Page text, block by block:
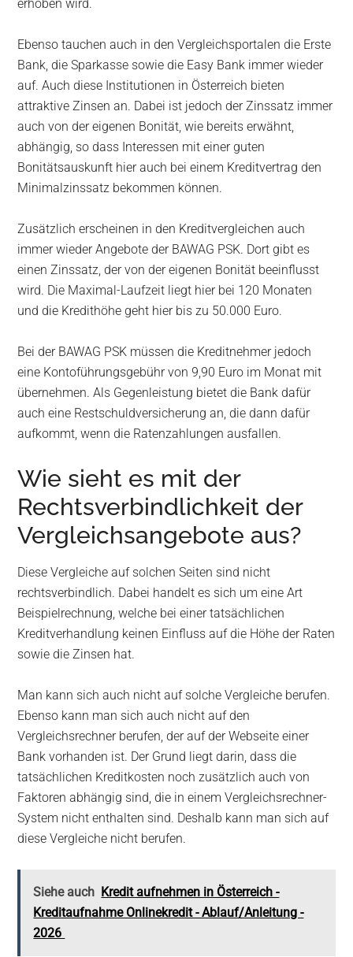
erhoben wird.
Ebenso tauchen auch in den Vergleichsportalen die Erste
Bank, die Sparkasse sowie die Easy Bank immer wieder
auf. Auch diese Institutionen in Österreich bieten
attraktive Zinsen an. Dabei ist jedoch der Zinssatz immer
auch von der eigenen Bonität, wie bereits erwähnt,
abhängig, so dass Interessen mit einer guten
Bonitätsauskunft hier auch bei einem Kreditvertrag den
Minimalzinssatz bekommen können.
Zusätzlich erscheinen in den Kreditvergleichen auch
immer wieder Angebote der BAWAG PSK. Dort gibt es
einen Zinssatz, der von der eigenen Bonität beeinflusst
wird. Die Maximal-Laufzeit liegt hier bei 120 Monaten
und die Kredithöhe geht hier bis zu 50.000 Euro.
Bei der BAWAG PSK müssen die Kreditnehmer jedoch
eine Kontoführungsgebühr von 9,90 Euro im Monat mit
übernehmen. Als Gegenleistung bietet die Bank dafür
auch eine Restschuldversicherung an, die dann dafür
aufkommt, wenn die Ratenzahlungen ausfallen.
Wie sieht es mit der
Rechtsverbindlichkeit der
Vergleichsangebote aus?
Diese Vergleiche auf solchen Seiten sind nicht
rechtsverbindlich. Dabei handelt es sich um eine Art
Beispielrechnung, welche bei einer tatsächlichen
Kreditverhandlung keinen Einfluss auf die Höhe der Raten
sowie die Zinsen hat.
Man kann sich auch nicht auf solche Vergleiche berufen.
Ebenso kann man sich auch nicht auf den
Vergleichsrechner berufen, der auf der Webseite einer
Bank vorhanden ist. Der Grund liegt darin, dass die
tatsächlichen Kreditkosten noch zusätzlich auch von
Faktoren abhängig sind, die in einem Vergleichsrechner-
System nicht enthalten sind. Deshalb kann man sich auf
diese Vergleiche nicht berufen.
Siehe auch Kredit aufnehmen in Österreich -
Kreditaufnahme Onlinekredit - Ablauf/Anleitung -
2026